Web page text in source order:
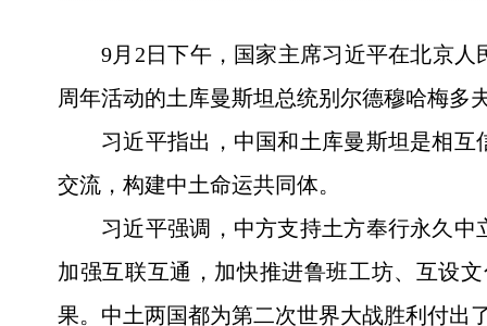
9月2日下午，国家主席习近平在北京
周年活动的土库曼斯坦总统别尔德穆哈梅多
习近平指出，中国和土库曼斯坦是相
交流，构建中土命运共同体。
习近平强调，中方支持土方奉行永久
加强互联互通，加快推进鲁班工坊、互设
果。中土两国都为第二次世界大战胜利付出